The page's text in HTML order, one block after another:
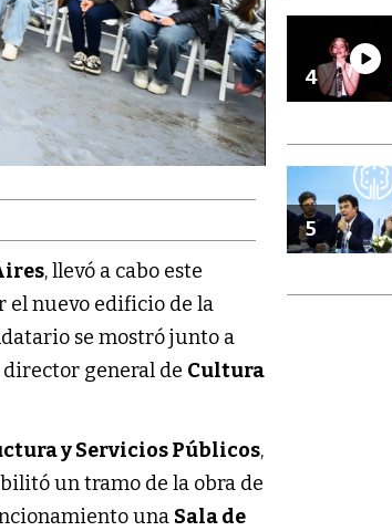
, llevó a cabo este
el nuevo edificio de la
se mostró junto a
director general de Cultura
y Servicios Públicos,
un tramo de la obra de
una Sala de
4
5